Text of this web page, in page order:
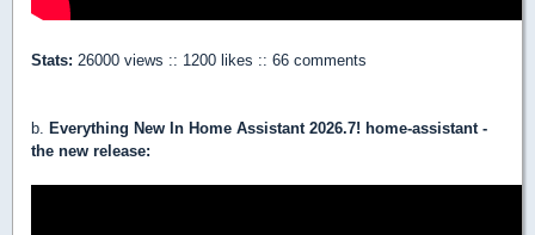
Stats: 26000 views :: 1200 likes :: 66 comments
b. Everything New In Home Assistant 2026.7! home-assistant -
the new release: